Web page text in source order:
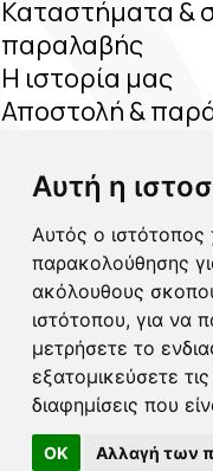
Αυτή η
Αυτός ο ιστότοπος
παρακολούθησης
ακόλουθους
ιστότοπου, για να
μετρήσετε το
εξατομικεύσετε
διαφημίσεις που
OK Αλλαγή των
Καταστήματα &
παραλαβής
Η ιστορία μας
Αποστολή &
Παροχή ΕΟΠΥΥ
επιστροφή
Ηλεκτρονική
ΕΟΠΥΥ
Όροι χρήσης
Οδηγός μεγέθους
Νέα Προϊόντα